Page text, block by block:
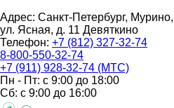
Адрес: Санкт-Петербург, Мурино,
ул. Ясная, д. 11 Девяткино
Телефон: +7 (812) 327-32-74
8-800-550-32-74
+7 (911) 928-32-74 (МТС)
Пн - Пт: с 9:00 до 18:00
Сб: с 9:00 до 16:00